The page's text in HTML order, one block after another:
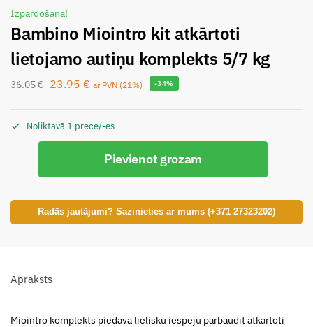
Izpārdošana!
Bambino Miointro kit atkārtoti
lietojamo autiņu komplekts 5/7 kg
36.05€ 23.95 € ar PVN (21%) -34%
Noliktavā 1 prece/-es
Pievienot grozam
Radās jautājumi? Sazinieties ar mums (+371 27323202)
Apraksts
Miointro komplekts piedāvā lielisku iespēju pārbaudīt atkārtoti